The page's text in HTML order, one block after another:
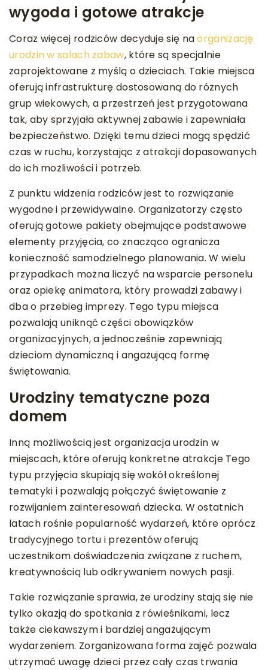
wygoda i gotowe atrakcje
Coraz więcej rodziców decyduje się naorganizację
urodzin w salach zabaw, które są specjalnie
zaprojektowane z myślą o dzieciach. Takie miejsca
oferują infrastrukturę dostosowaną do różnych
grup wiekowych, a przestrzeń jest przygotowana
tak, aby sprzyjała aktywnej zabawie i zapewniała
bezpieczeństwo. Dzięki temu dzieci mogą spędzić
czas w ruchu, korzystając z atrakcji dopasowanych
do ich możliwości i potrzeb.
Z punktu widzenia rodziców jest to rozwiązanie
wygodne i przewidywalne. Organizatorzy często
oferują gotowe pakiety obejmujące podstawowe
elementy przyjęcia, co znacząco ogranicza
konieczność samodzielnego planowania. W wielu
przypadkach można liczyć na wsparcie personelu
oraz opiekę animatora, który prowadzi zabawy i
dba o przebieg imprezy. Tego typu miejsca
pozwalają uniknąć części obowiązków
organizacyjnych, a jednocześnie zapewniają
dzieciom dynamiczną i angażującą formę
świętowania.
Urodziny tematyczne poza
domem
Inną możliwością jest organizacja urodzin w
miejscach, które oferują konkretne atrakcje Tego
typu przyjęcia skupiają się wokół określonej
tematyki i pozwalają połączyć świętowanie z
rozwijaniem zainteresowań dziecka. W ostatnich
latach rośnie popularność wydarzeń, które oprócz
tradycyjnego tortu i prezentów oferują
uczestnikom doświadczenia związane z ruchem,
kreatywnością lub odkrywaniem nowych pasji.
Takie rozwiązanie sprawia, że urodziny stają się nie
tylko okazją do spotkania z rówieśnikami, lecz
także ciekawszym i bardziej angażującym
wydarzeniem. Zorganizowana forma zajęć pozwala
utrzymać uwagę dzieci przez cały czas trwania